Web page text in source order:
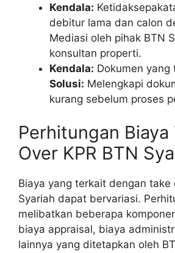
Kendala:
debitur lama dan calon
Mediasi oleh pihak BTN
konsultan properti.
Kendala: Dokumen yang
Solusi: Melengkapi
kurang sebelum proses
Perhitungan Biaya
Over KPR BTN
Biaya yang terkait dengan take
Syariah dapat bervariasi.
melibatkan beberapa
biaya appraisal, biaya
lainnya yang ditetapkan oleh